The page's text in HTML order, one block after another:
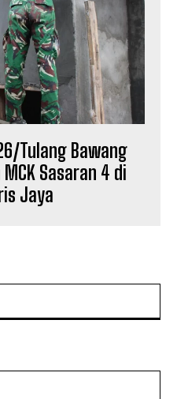
Tulang Bawang
Sasaran 4 di
Jaya